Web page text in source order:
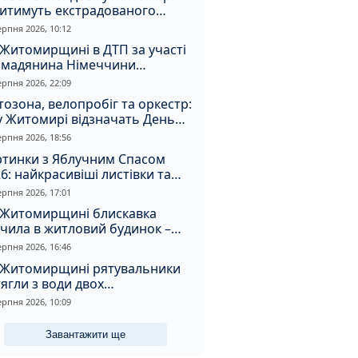
екстрадованого
за сурогатний спирт і
грошей
2026, 10:12
в ДТП за участі
Німеччини
двоє людей
2026, 22:09
велопробіг та оркестр:
Житомирі відзначать День
та День Незалежності
2026, 18:56
з Яблучним Спасом
найкрасивіші листівки та
привітання зі святом
2026, 17:01
блискавка
в житловий будинок –
пожежа
2026, 16:46
рятувальники
з води двох
2026, 10:09
Завантажити ще